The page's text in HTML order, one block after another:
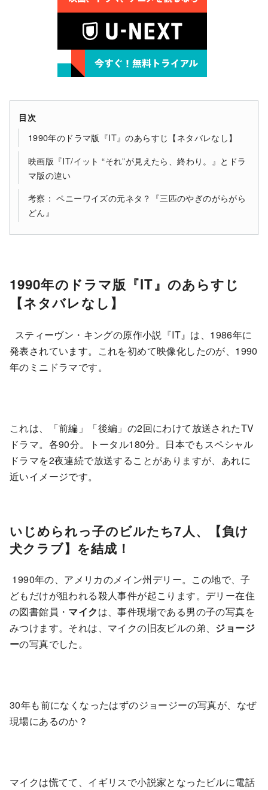
目次
1990年のドラマ版『IT』のあらすじ【ネタバレなし】
映画版『IT/イット “それ”が見えたら、終わり。』とドラ
マ版の違い
考察： ペニーワイズの元ネタ？『三匹のやぎのがらがら
どん』
1990年のドラマ版『IT』のあらすじ
【ネタバレなし】
スティーヴン・キングの原作小説『IT』は、1986年に
発表されています。これを初めて映像化したのが、1990
年のミニドラマです。
これは、「前編」「後編」の2回にわけて放送されたTV
ドラマ。各90分。トータル180分。日本でもスペシャル
ドラマを2夜連続で放送することがありますが、あれに
近いイメージです。
いじめられっ子のビルたち7人、【負け
犬クラブ】を結成！
1990年の、アメリカのメイン州デリー。この地で、子
どもだけが狙われる殺人事件が起こります。デリー在住
の図書館員・ マイクは、事件現場である男の子の写真を
みつけます。それは、マイクの旧友ビルの弟、 ジョージ
ーの写真でした。
30年も前になくなったはずのジョージーの写真が、なぜ
現場にあるのか？
マイクは慌てて、イギリスで小説家となったビルに電話